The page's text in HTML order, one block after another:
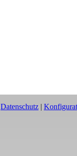
Datenschutz |